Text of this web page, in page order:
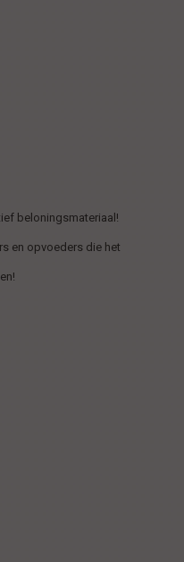
beloningsmateriaal!
en opvoeders die het